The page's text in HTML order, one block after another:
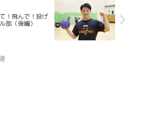
！飛んで！投げ
（後編）